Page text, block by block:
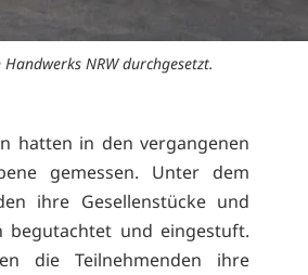
NRW durchgesetzt.
hatten in den vergangenen
gemessen. Unter dem
ihre Gesellenstücke und
begutachtet und eingestuft.
die Teilnehmenden ihre